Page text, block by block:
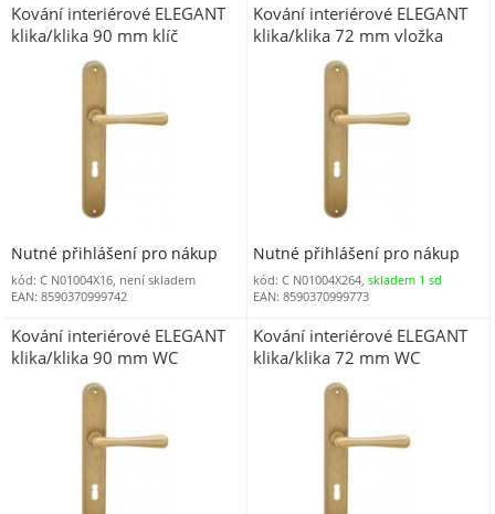
Kování interiérové ELEGANT
klika/klika 90 mm klíč
staromosaz OV
Nutné přihlášení pro nákup
kód: C N01004X16, není skladem
EAN: 8590370999742
Kování interiérové ELEGANT
klika/klika 72 mm vložka
staromosaz OV
Nutné přihlášení pro nákup
kód: C N01004X264,skladem 1 sd
EAN: 8590370999773
Kování interiérové ELEGANT
klika/klika 90 mm WC
staromosaz OV
Kování interiérové ELEGANT
klika/klika 72 mm WC
staromosaz OV